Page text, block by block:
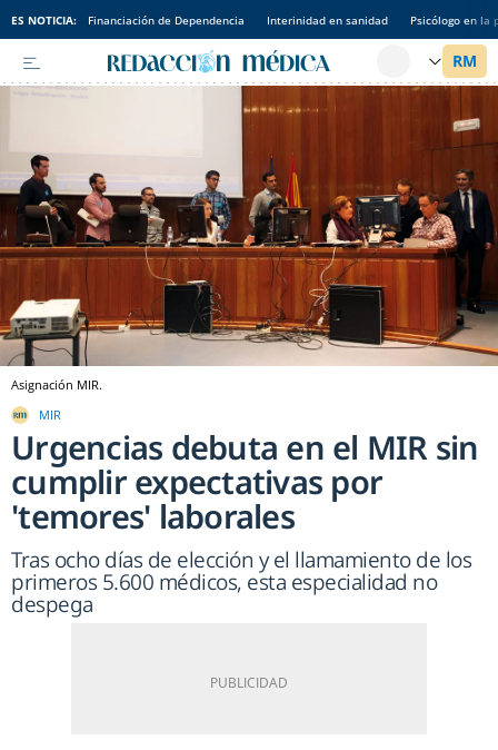
ES NOTICIA: Financiación de Dependencia Interinidad en sanidad Psicólogo en la
Asignación MIR.
MIR
Urgencias debuta en el MIR sin
cumplir expectativas por
'temores' laborales
Tras ocho días de elección y el llamamiento de los
primeros 5.600 médicos, esta especialidad no
despega